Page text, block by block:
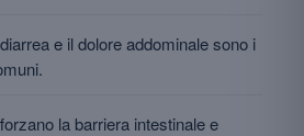
e il dolore addominale sono i
la barriera intestinale e